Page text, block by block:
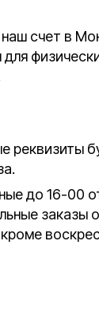
счет в
реквизиты
до 16-00
заказы